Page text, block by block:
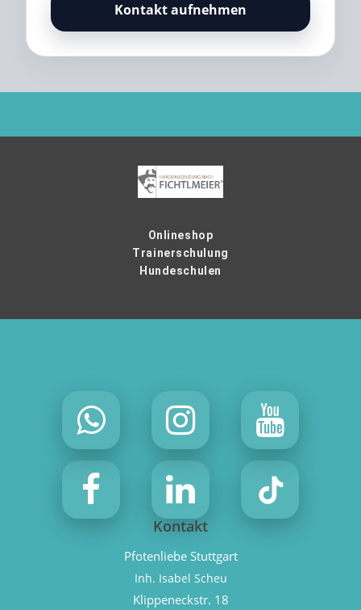
Kontakt aufnehmen
Onlineshop
Trainerschulung
Hundeschulen
Kontakt
Pfotenliebe Stuttgart
Inh. Isabel Scheu
Klippeneckstr. 18